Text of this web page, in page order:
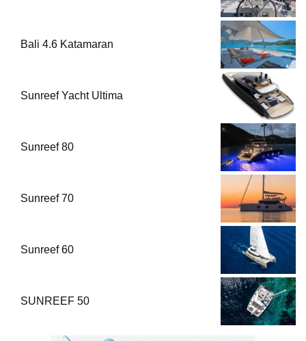
Bali 4.6 Katamaran
Sunreef Yacht Ultima
Sunreef 80
Sunreef 70
Sunreef 60
SUNREEF 50